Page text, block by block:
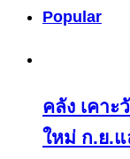
Popular
คลัง เคา
ใหม่ ก.ย.แ